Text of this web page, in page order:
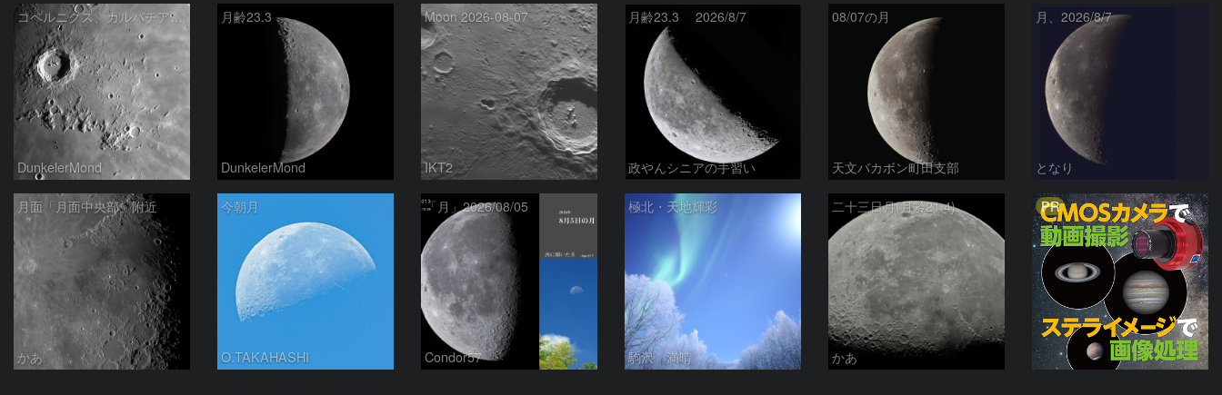
コペルニクス、カルパチア山脈付近
DunkelerMond
月齢23.3
DunkelerMond
Moon 2026-08-07
IKT2
月齢23.3 2026/8/7
政やんシニアの手習い
08/07の月
天文バカボン町田支部
月、2026/8/7
となり
月面「月面中央部」附近
かあ
今朝月
O.TAKAHASHI
「月」2026/08/05
Condor57
極北・天地輝彩
駒沢 満晴
二十三日月(月齢21.4)
かあ
PR